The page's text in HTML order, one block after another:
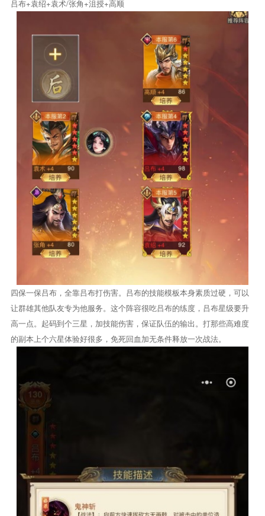
吕布+袁绍+袁术/张角+沮授+高顺
四保一保吕布，全靠吕布打伤害。吕布的技能模板本身素质过硬，可以
让群雄其他队友专为他服务。这个阵容很吃吕布的练度，吕布星级要升
高一点。起码到个三星，加技能伤害，保证队伍的输出。打那些高难度
的副本上个六星体验好很多，免死回血加无条件释放一次战法。